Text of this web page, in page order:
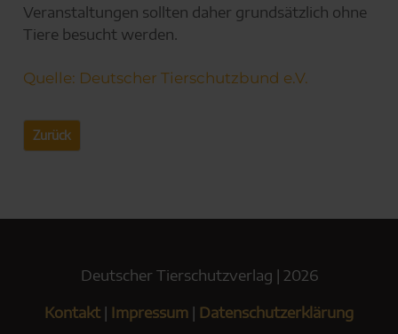
Veranstaltungen sollten daher grundsätzlich ohne
Tiere besucht werden.
Quelle: Deutscher Tierschutzbund e.V.
Zurück
Deutscher Tierschutzverlag | 2026
Kontakt | Impressum | Datenschutzerklärung